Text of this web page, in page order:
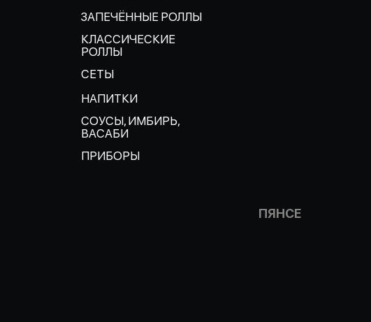
ЗАПЕЧЁННЫЕ РОЛЛЫ
КЛАССИЧЕСКИЕ
РОЛЛЫ
СЕТЫ
НАПИТКИ
СОУСЫ, ИМБИРЬ,
ВАСАБИ
ПРИБОРЫ
ПЯНСЕ